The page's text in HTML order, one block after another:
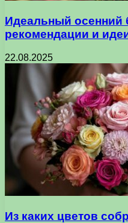
Идеальный осенний
рекомендации и
22.08.2025
Из каких цветов